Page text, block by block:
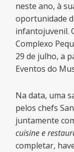
neste ano, à
oportunidade
infantojuvenil.
Complexo
29 de julho, a
Eventos do
Na data, uma
pelos chefs
juntamente
cuisine e
completar,